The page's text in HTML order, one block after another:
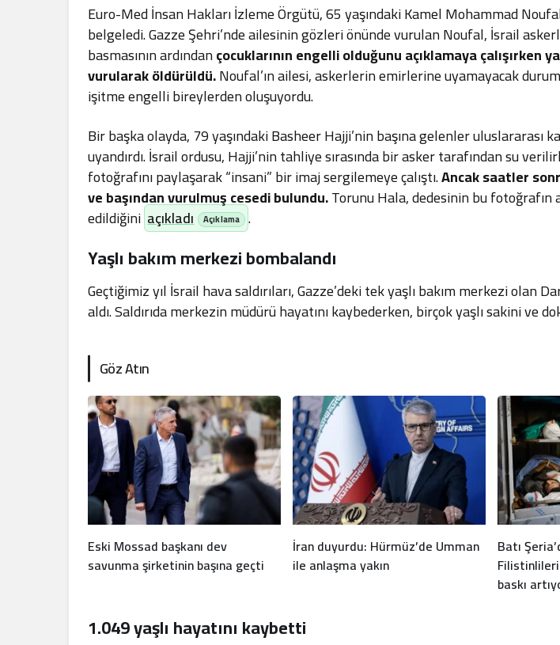
Euro-Med İnsan Hakları İzleme Örgütü, 65 yaşındaki Kamel Mohammad
belgeledi. Gazze Şehri’nde ailesinin gözleri önünde vurulan Noufal, İsrail
basmasının ardındançocuklarının engelli olduğunu açıklamaya çalışırken
vurularak öldürüldü.Noufal’ın ailesi, askerlerin emirlerine uyamayacak
işitme engelli bireylerden oluşuyordu.
Bir başka olayda, 79 yaşındaki Basheer Hajji’nin başına gelenler uluslararası
uyandırdı. İsrail ordusu, Hajji’nin tahliye sırasında bir asker tarafından su
fotoğrafını paylaşarak “insani” bir imaj sergilemeye çalıştı.Ancak saatler
ve başından vurulmuş cesedi bulundu.Torunu Hala, dedesinin bu fotoğrafın
edildiğini açıkladı .
Yaşlı bakım merkezi bombalandı
Geçtiğimiz yıl İsrail hava saldırıları, Gazze’deki tek yaşlı bakım merkezi olan
aldı. Saldırıda merkezin müdürü hayatını kaybederken, birçok yaşlı sakini ve
Göz Atın
Eski Mossad başkanı dev
savunma şirketinin başına geçti
İran duyurdu: Hürmüz’de Umman
ile anlaşma yakın
Batı
baskı
1.049 yaşlı hayatını kaybetti